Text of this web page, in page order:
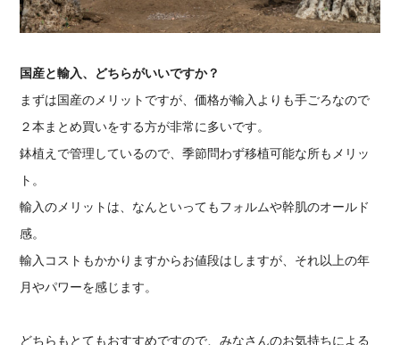
国産と輸入、どちらがいいですか？
まずは国産のメリットですが、価格が輸入よりも手ごろなので
２本まとめ買いをする方が非常に多いです。
鉢植えで管理しているので、季節問わず移植可能な所もメリッ
ト。
輸入のメリットは、なんといってもフォルムや幹肌のオールド
感。
輸入コストもかかりますからお値段はしますが、それ以上の年
月やパワーを感じます。
どちらもとてもおすすめですので、みなさんのお気持ちによる